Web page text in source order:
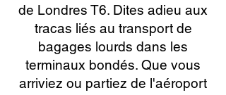
de Londres T6. Dites adieu aux
tracas liés au transport de
bagages lourds dans les
terminaux bondés. Que vous
arriviez ou partiez de l'aéroport